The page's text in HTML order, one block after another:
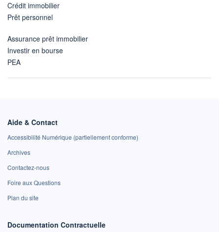
Crédit immobilier
Prêt personnel
Assurance prêt immobilier
Investir en bourse
PEA
Aide & Contact
Accessibilité Numérique (partiellement conforme)
Archives
Contactez-nous
Foire aux Questions
Plan du site
Documentation Contractuelle